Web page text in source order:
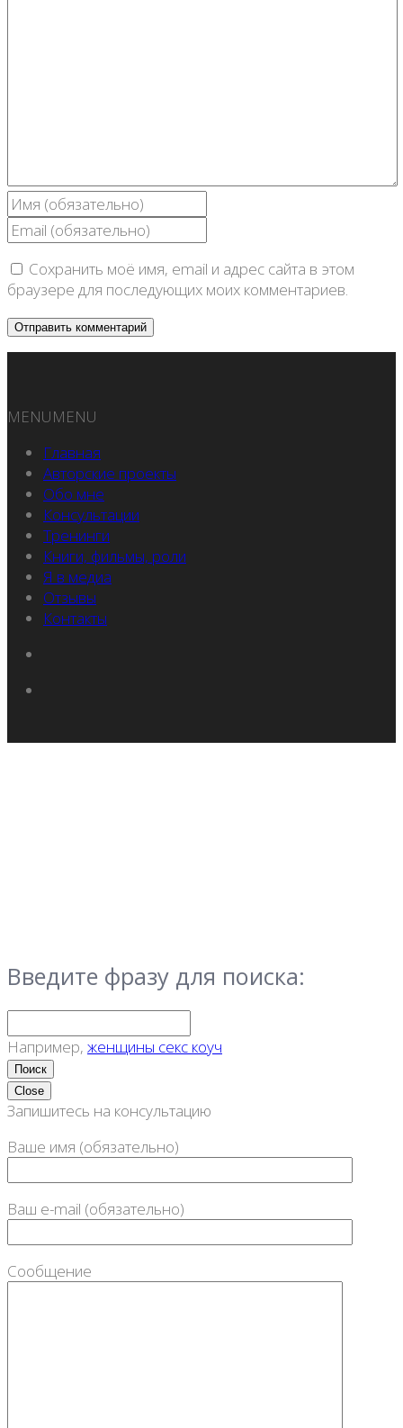
Сохранить моё имя, email и адрес сайта в этом
браузере для последующих моих комментариев.
MENUMENU
Главная
Авторские проекты
Обо мне
Консультации
Тренинги
Книги, фильмы, роли
Я в медиа
Отзывы
Контакты
Введите фразу для поиска:
Например, женщины секс коуч
Close
Запишитесь на консультацию
Ваше имя (обязательно)
Ваш e-mail (обязательно)
Сообщение